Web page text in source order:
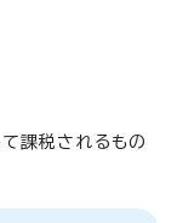
課税されるもの